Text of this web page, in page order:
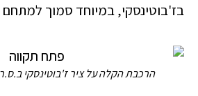
בז'בוטינסקי, במיוחד סמוך למתחם
הרכבת הקלה על ציר ז'בוטינסקי